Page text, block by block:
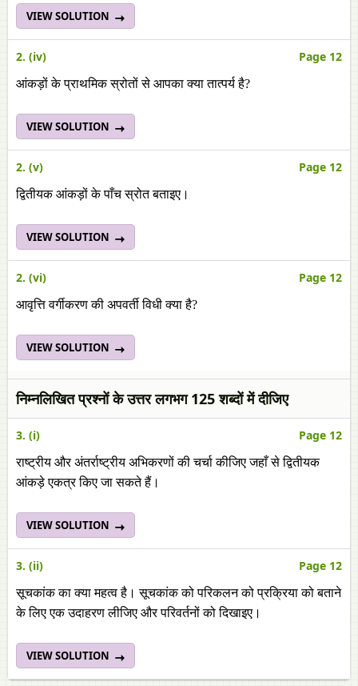
VIEW SOLUTION
2. (iv) Page 12
आंकड़ों के प्राथमिक स्रोतों से आपका क्या तात्पर्य है?
VIEW SOLUTION
2. (v) Page 12
द्वितीयक आंकड़ों के पाँच स्रोत बताइए।
VIEW SOLUTION
2. (vi) Page 12
आवृत्ति वर्गीकरण की अपवर्ती विधी क्या है?
VIEW SOLUTION
निम्नलिखित प्रश्नों के उत्तर लगभग 125 शब्दों में दीजिए
3. (i) Page 12
राष्ट्रीय और अंतर्राष्ट्रीय अभिकरणों की चर्चा कीजिए जहाँ से द्वितीयक
आंकड़े एकत्र किए जा सकते हैं।
VIEW SOLUTION
3. (ii) Page 12
सूचकांक का क्या महत्व है। सूचकांक को परिकलन को प्रक्रिया को बताने
के लिए एक उदाहरण लीजिए और परिवर्तनों को दिखाइए।
VIEW SOLUTION